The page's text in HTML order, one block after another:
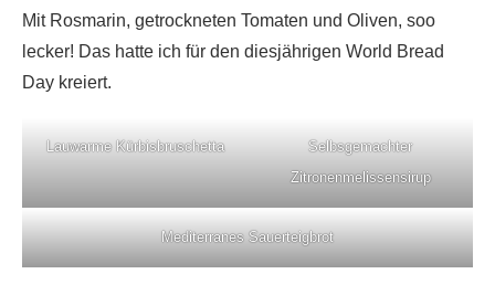
Mit Rosmarin, getrockneten Tomaten und Oliven, soo
lecker! Das hatte ich für den diesjährigen World Bread
Day kreiert.
Lauwarme Kürbisbruschetta
Selbsgemachter
Zitronenmelissensirup
Mediterranes Sauerteigbrot